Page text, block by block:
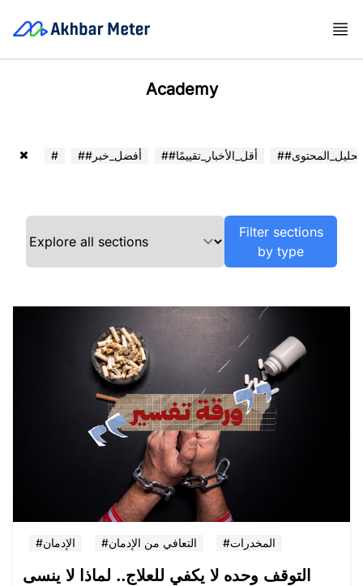
Academy
# ##أفضل_خبر ##أقل_الأخبار_تقييمًا ##تحليل_المحتوى
Filter sections
by type
#الإدمان #التعافي من الإدمان #المخدرات
التوقف وحده لا يكفي للعلاج.. لماذا لا ينسى